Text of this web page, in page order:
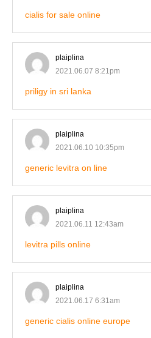
cialis for sale online
plaiplina
2021.06.07 8:21pm
priligy in sri lanka
plaiplina
2021.06.10 10:35pm
generic levitra on line
plaiplina
2021.06.11 12:43am
levitra pills online
plaiplina
2021.06.17 6:31am
generic cialis online europe